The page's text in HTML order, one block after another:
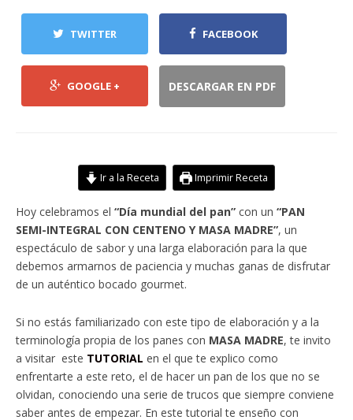
TWITTER FACEBOOK
GOOGLE + DESCARGAR EN PDF
Ir a la Receta Imprimir Receta
Hoy celebramos el “Día mundial del pan” con un “PAN
SEMI-INTEGRAL CON CENTENO Y MASA MADRE”, un
espectáculo de sabor y una larga elaboración para la que
debemos armarnos de paciencia y muchas ganas de disfrutar
de un auténtico bocado gourmet.
Si no estás familiarizado con este tipo de elaboración y a la
terminología propia de los panes con MASA MADRE, te invito
a visitar este TUTORIAL en el que te explico como
enfrentarte a este reto, el de hacer un pan de los que no se
olvidan, conociendo una serie de trucos que siempre conviene
saber antes de empezar. En este tutorial te enseño con